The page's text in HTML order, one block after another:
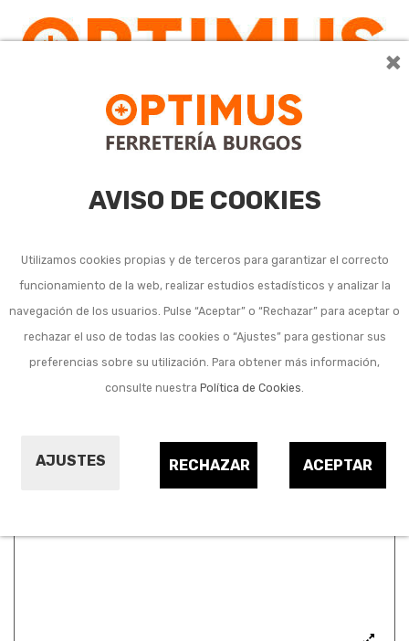
×
AVISO DE COOKIES
Utilizamos cookies propias y de terceros para garantizar el correcto
funcionamiento de la web, realizar estudios estadísticos y analizar la
navegación de los usuarios. Pulse “Aceptar” o “Rechazar” para aceptar o
rechazar el uso de todas las cookies o “Ajustes” para gestionar sus
preferencias sobre su utilización. Para obtener más información,
consulte nuestra Política de Cookies.
AJUSTES ACEPTAR
RECHAZAR